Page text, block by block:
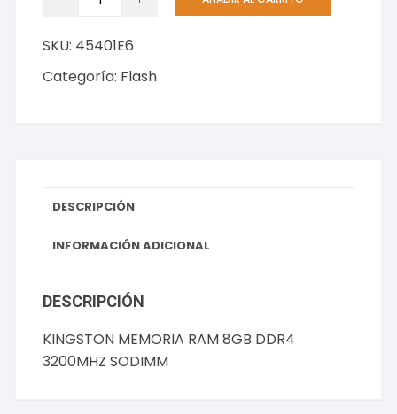
8GB
DDR4
SKU: 45401E6
Categoría: Flash
DESCRIPCIÓN
INFORMACIÓN ADICIONAL
DESCRIPCIÓN
KINGSTON MEMORIA RAM 8GB DDR4
3200MHZ SODIMM